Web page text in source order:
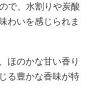
で、水割りや炭酸
わいを感じられま
ほのかな甘い香り
る豊かな香味が特